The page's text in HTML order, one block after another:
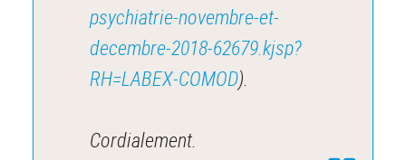
psychiatrie-novembre-et-
decembre-2018-62679.kjsp?
RH=LABEX-COMOD).
Cordialement.